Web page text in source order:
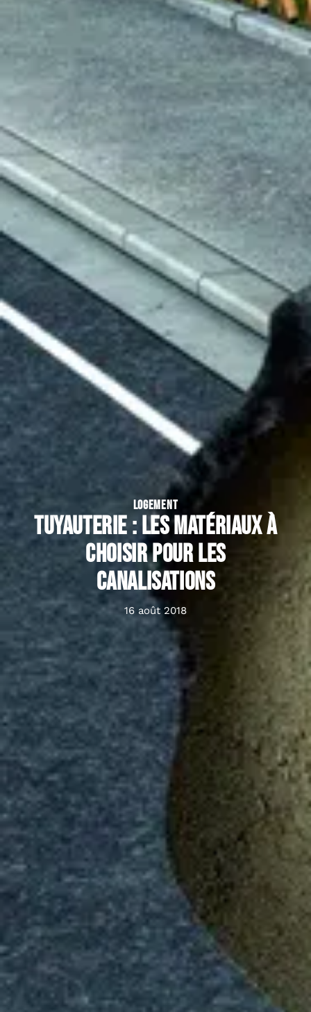
LOGEMENT
Tuyauterie : les matériaux à
choisir pour les
canalisations
16 août 2018